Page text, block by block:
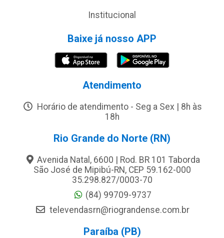
Institucional
Baixe já nosso APP
Atendimento
Horário de atendimento - Seg a Sex | 8h às
18h
Rio Grande do Norte (RN)
Avenida Natal, 6600 | Rod. BR 101 Taborda
São José de Mipibú-RN, CEP 59.162-000
35.298.827/0003-70
(84) 99709-9737
televendasrn@riograndense.com.br
Paraíba (PB)